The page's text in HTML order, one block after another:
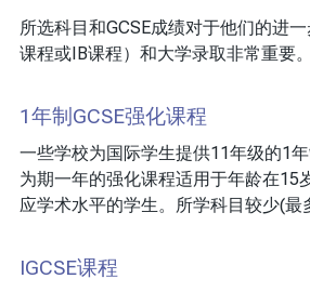
所选科目和GCSE成绩对于他们的进
课程或IB课程）和大学录取非常重要。
1年制GCSE强化课程
一些学校为国际学生提供11年级的1
为期一年的强化课程适用于年龄在15
应学术水平的学生。所学科目较少(最
IGCSE课程